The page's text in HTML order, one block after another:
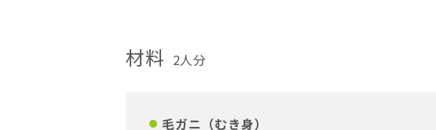
材料 2人分
毛ガニ（むき身）